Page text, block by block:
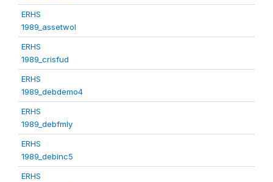
ERHS
1989_assetwol
ERHS
1989_crisfud
ERHS
1989_debdemo4
ERHS
1989_debfmly
ERHS
1989_debinc5
ERHS